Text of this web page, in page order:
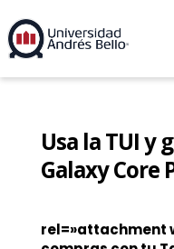
Usa la TUI y
Galaxy Core
rel=»attachment